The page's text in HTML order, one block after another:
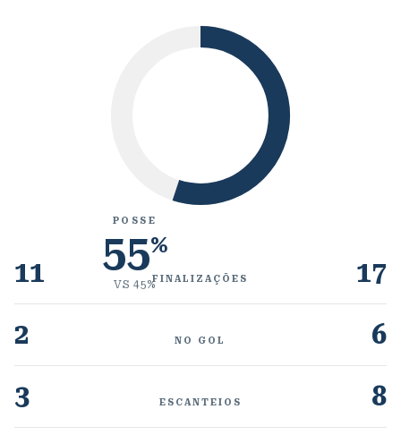
POSSE
55%
VS 45%
11 FINALIZAÇÕES
17
2
NO GOL
6
3
ESCANTEIOS
8